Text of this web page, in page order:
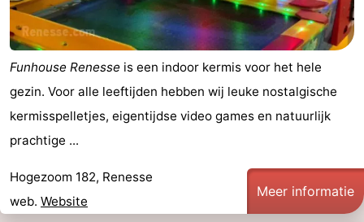
Funhouse Renesse is een indoor kermis voor het hele
gezin. Voor alle leeftijden hebben wij leuke nostalgische
kermisspelletjes, eigentijdse video games en natuurlijk
prachtige ...
Hogezoom 182, Renesse
web. Website
Meer informatie